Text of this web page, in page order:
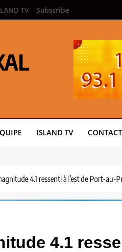
TV Subscribe
ISLAND TV CONTACT
4.1 ressenti à l’est de Port-au-
4.1